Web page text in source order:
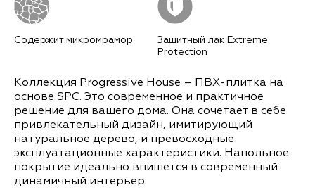
Содержит микромрамор
Защитный лак Extreme
Protection
Коллекция Progressive House – ПВХ-плитка на
основе SPC. Это современное и практичное
решение для вашего дома. Она сочетает в себе
привлекательный дизайн, имитирующий
натуральное дерево, и превосходные
эксплуатационные характеристики. Напольное
покрытие идеально впишется в современный
динамичный интерьер.